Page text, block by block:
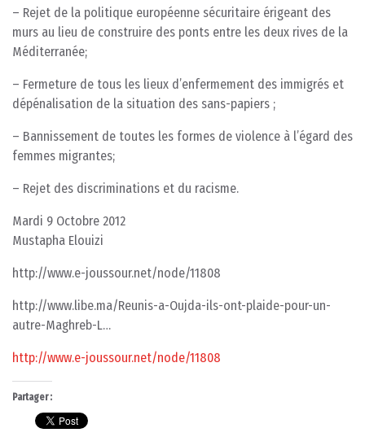
– Rejet de la politique européenne sécuritaire érigeant des
murs au lieu de construire des ponts entre les deux rives de la
Méditerranée;
– Fermeture de tous les lieux d’enfermement des immigrés et
dépénalisation de la situation des sans-papiers ;
– Bannissement de toutes les formes de violence à l’égard des
femmes migrantes;
– Rejet des discriminations et du racisme.
Mardi 9 Octobre 2012
Mustapha Elouizi
http://www.e-joussour.net/node/11808
http://www.libe.ma/Reunis-a-Oujda-ils-ont-plaide-pour-un-
autre-Maghreb-L…
http://www.e-joussour.net/node/11808
Partager :